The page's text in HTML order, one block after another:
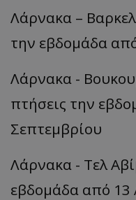
Λάρνακα –
την εβδομάδα
Λάρνακα -
πτήσεις την
Σεπτεμβρίου
Λάρνακα - Τελ
εβδομάδα από 13